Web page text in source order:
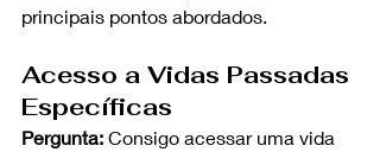
principais pontos abordados.
Acesso a Vidas Passadas
Específicas
Pergunta: Consigo acessar uma vida